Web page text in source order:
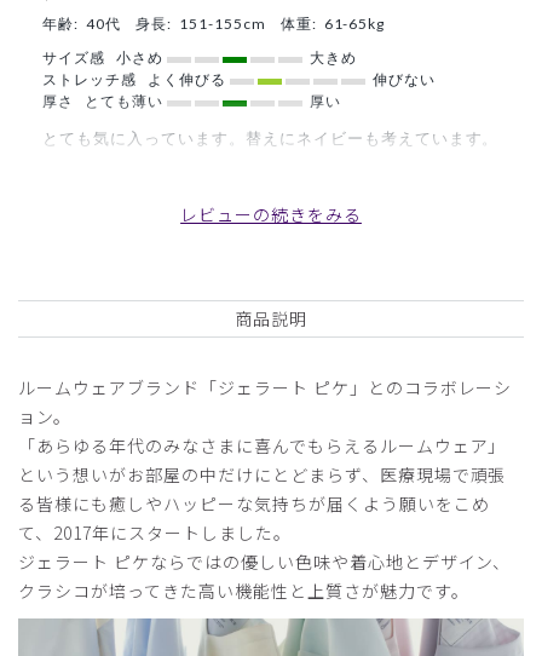
年齢: 40代 身長: 151-155cm 体重: 61-65kg
サイズ感
小さめ
大きめ
ストレッチ感
よく伸びる
伸びない
厚さ
とても薄い 厚い
とても気に入っています。替えにネイビーも考えています。
サイズ感小さめ
大きめ
ストレッチ感
よく伸びる
伸びない
厚さ とても薄い
サイズが大きすぎる
い。しかし、Sサイズなのに全体的にぶかぶか過ぎて妊婦さ
レビューの続きをみる
商品説明
ルームウェアブランド「ジェラート ピケ」とのコラボレーシ
ョン。
「あらゆる年代のみなさまに喜んでもらえるルームウェア」
という想いがお部屋の中だけにとどまらず、医療現場で頑張
る皆様にも癒しやハッピーな気持ちが届くよう願いをこめ
て、2017年にスタートしました。
ジェラート ピケならではの優しい色味や着心地とデザイン、
クラシコが培ってきた高い機能性と上質さが魅力です。